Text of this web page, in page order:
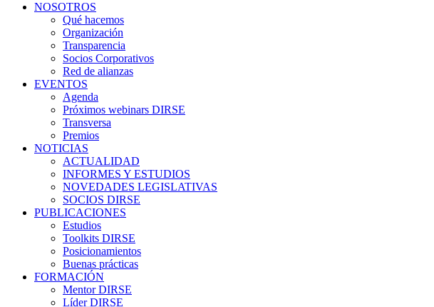
NOSOTROS
Qué hacemos
Organización
Transparencia
Socios Corporativos
Red de alianzas
EVENTOS
Agenda
Próximos webinars DIRSE
Transversa
Premios
NOTICIAS
ACTUALIDAD
INFORMES Y ESTUDIOS
NOVEDADES LEGISLATIVAS
SOCIOS DIRSE
PUBLICACIONES
Estudios
Toolkits DIRSE
Posicionamientos
Buenas prácticas
FORMACIÓN
Mentor DIRSE
Líder DIRSE